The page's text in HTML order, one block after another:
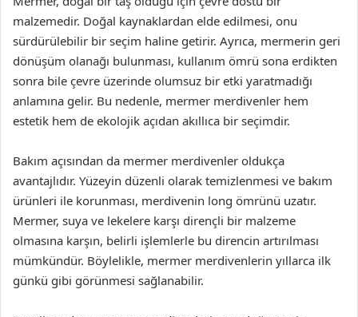
malzemedir. Doğal kaynaklardan elde edilmesi, onu
sürdürülebilir bir seçim haline getirir. Ayrıca, mermerin geri
dönüşüm olanağı bulunması, kullanım ömrü sona erdikten
sonra bile çevre üzerinde olumsuz bir etki yaratmadığı
anlamına gelir. Bu nedenle, mermer merdivenler hem
estetik hem de ekolojik açıdan akıllıca bir seçimdir.
Bakım açısından da mermer merdivenler oldukça
avantajlıdır. Yüzeyin düzenli olarak temizlenmesi ve bakım
ürünleri ile korunması, merdivenin long ömrünü uzatır.
Mermer, suya ve lekelere karşı dirençli bir malzeme
olmasına karşın, belirli işlemlerle bu direncin artırılması
mümkündür. Böylelikle, mermer merdivenlerin yıllarca ilk
günkü gibi görünmesi sağlanabilir.